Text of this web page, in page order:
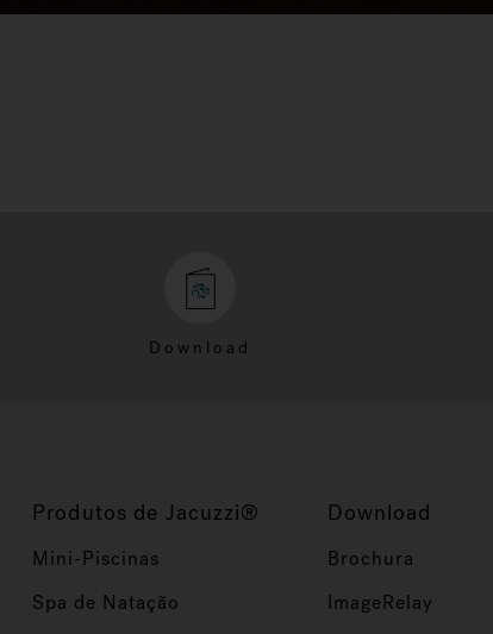
Download
Produtos de Jacuzzi®
Mini-Piscinas
Spa de Natação
Download
Brochura
ImageRelay